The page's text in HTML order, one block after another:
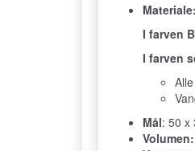
Materiale:
I farven
I farven
Mål: 50 x
Volumen: